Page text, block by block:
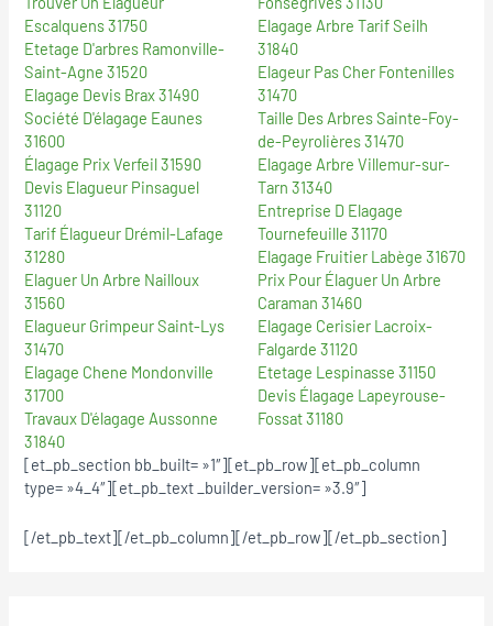
Escalquens 31750
Etetage D'arbres Ramonville-
Saint-Agne 31520
Elagage Devis Brax 31490
Société D'élagage Eaunes
31600
Élagage Prix Verfeil 31590
Devis Elagueur Pinsaguel
31120
Tarif Élagueur Drémil-Lafage
31280
Elaguer Un Arbre Nailloux
31560
Elagueur Grimpeur Saint-Lys
31470
Elagage Chene Mondonville
31700
Travaux D'élagage Aussonne
31840
Elagage Arbre Tarif Seilh
31840
Elageur Pas Cher Fontenilles
31470
Taille Des Arbres Sainte-Foy-
de-Peyrolières 31470
Elagage Arbre Villemur-sur-
Tarn 31340
Entreprise D Elagage
Tournefeuille 31170
Elagage Fruitier Labège 31670
Prix Pour Élaguer Un Arbre
Caraman 31460
Elagage Cerisier Lacroix-
Falgarde 31120
Etetage Lespinasse 31150
Devis Élagage Lapeyrouse-
Fossat 31180
[et_pb_section bb_built= »1″][et_pb_row][et_pb_column
type= »4_4″][et_pb_text _builder_version= »3.9″]
[/et_pb_text][/et_pb_column][/et_pb_row][/et_pb_section]